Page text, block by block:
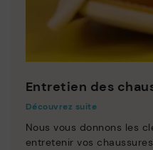
Entretien des
Découvrez suite
Nous vous donnons les
entretenir vos